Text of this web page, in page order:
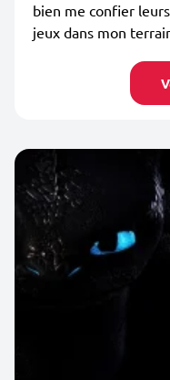
bien me confier
jeux dans mon